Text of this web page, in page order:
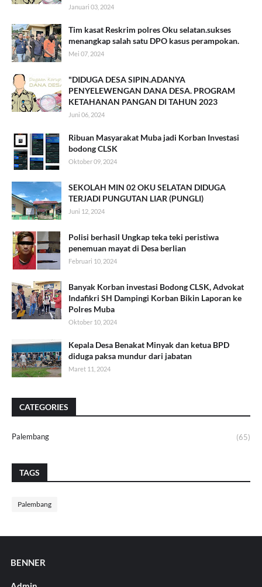
Januari 03, 2024
Tim kasat Reskrim polres Oku selatan.sukses
menangkap salah satu DPO kasus perampokan.
Mei 07, 2024
"DIDUGA DESA SIPIN.ADANYA
PENYELEWENGAN DANA DESA. PROGRAM
KETAHANAN PANGAN DI TAHUN 2023
Juni 06, 2024
Ribuan Masyarakat Muba jadi Korban Investasi
bodong CLSK
Oktober 09, 2024
SEKOLAH MIN 02 OKU SELATAN DIDUGA
TERJADI PUNGUTAN LIAR (PUNGLI)
Juni 12, 2024
Polisi berhasil Ungkap teka teki peristiwa
penemuan mayat di Desa berlian
Februari 10, 2024
Banyak Korban investasi Bodong CLSK, Advokat
Indafikri SH Dampingi Korban Bikin Laporan ke
Polres Muba
Oktober 10, 2024
Kepala Desa Benakat Minyak dan ketua BPD
diduga paksa mundur dari jabatan
Maret 11, 2024
CATEGORIES
Palembang (65)
TAGS
Palembang
BENNER